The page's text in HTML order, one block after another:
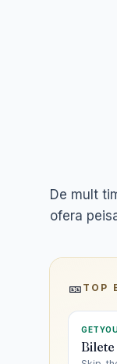
De mult
ofera
🎫 TOP